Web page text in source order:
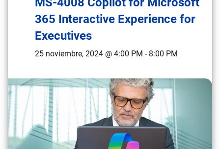
365 Interactive Experience for
Executives
25 noviembre, 2024 @ 4:00 PM - 8:00 PM